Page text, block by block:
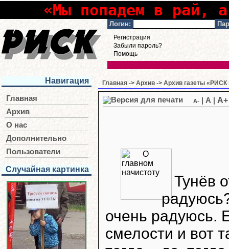
«Мы попадем в рай,
Логин:
Регистрация
Забыли пароль?
Помощь
Навигация
Главная
Архив
О нас
Дополнительно
Пользователи
Случайная картинка
Главная -> Архив -> Архив газеты «РИСК
A- A A+
Тунёв
очень радуюсь.
смелости и вот